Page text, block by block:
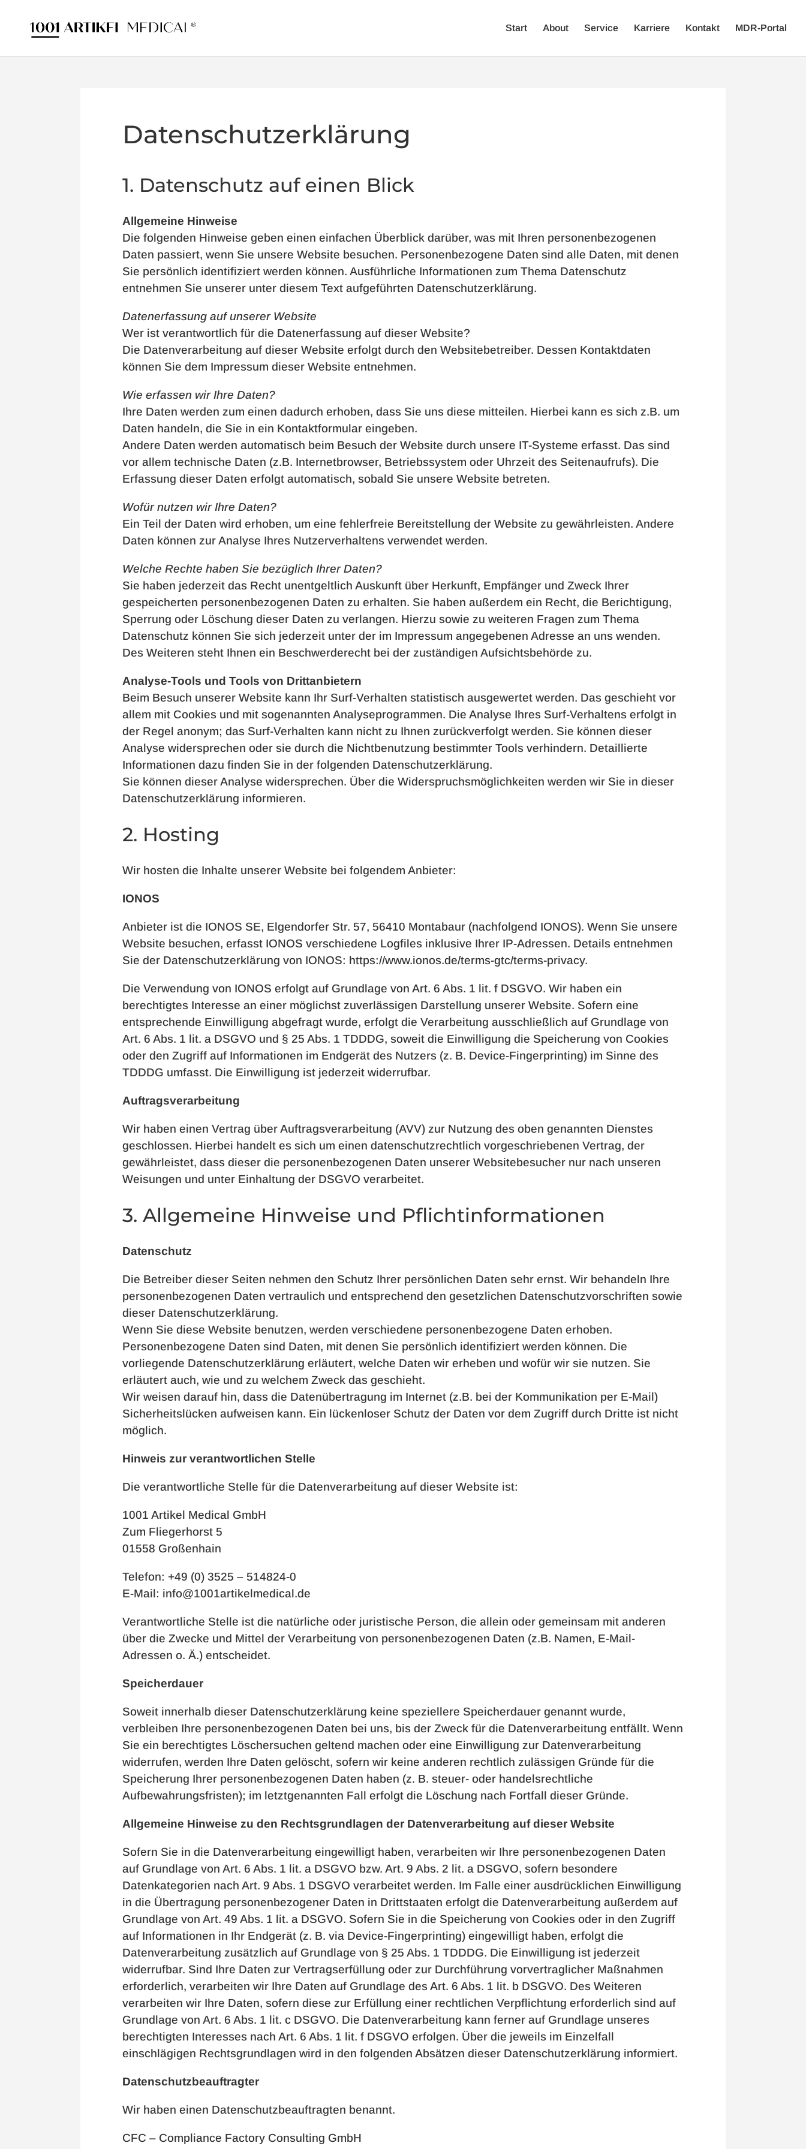
Start About Service Karriere Kontakt MDR-Portal
Datenschutzerklärung
1. Datenschutz auf einen Blick
Allgemeine Hinweise
Die folgenden Hinweise geben einen einfachen Überblick darüber, was mit Ihren personenbezogenen
Daten passiert, wenn Sie unsere Website besuchen. Personenbezogene Daten sind alle Daten, mit denen
Sie persönlich identifiziert werden können. Ausführliche Informationen zum Thema Datenschutz
entnehmen Sie unserer unter diesem Text aufgeführten Datenschutzerklärung.
Datenerfassung auf unserer Website
Wer ist verantwortlich für die Datenerfassung auf dieser Website?
Die Datenverarbeitung auf dieser Website erfolgt durch den Websitebetreiber. Dessen Kontaktdaten
können Sie dem Impressum dieser Website entnehmen.
Wie erfassen wir Ihre Daten?
Ihre Daten werden zum einen dadurch erhoben, dass Sie uns diese mitteilen. Hierbei kann es sich z.B. um
Daten handeln, die Sie in ein Kontaktformular eingeben.
Andere Daten werden automatisch beim Besuch der Website durch unsere IT-Systeme erfasst. Das sind
vor allem technische Daten (z.B. Internetbrowser, Betriebssystem oder Uhrzeit des Seitenaufrufs). Die
Erfassung dieser Daten erfolgt automatisch, sobald Sie unsere Website betreten.
Wofür nutzen wir Ihre Daten?
Ein Teil der Daten wird erhoben, um eine fehlerfreie Bereitstellung der Website zu gewährleisten. Andere
Daten können zur Analyse Ihres Nutzerverhaltens verwendet werden.
Welche Rechte haben Sie bezüglich Ihrer Daten?
Sie haben jederzeit das Recht unentgeltlich Auskunft über Herkunft, Empfänger und Zweck Ihrer
gespeicherten personenbezogenen Daten zu erhalten. Sie haben außerdem ein Recht, die Berichtigung,
Sperrung oder Löschung dieser Daten zu verlangen. Hierzu sowie zu weiteren Fragen zum Thema
Datenschutz können Sie sich jederzeit unter der im Impressum angegebenen Adresse an uns wenden.
Des Weiteren steht Ihnen ein Beschwerderecht bei der zuständigen Aufsichtsbehörde zu.
Analyse-Tools und Tools von Drittanbietern
Beim Besuch unserer Website kann Ihr Surf-Verhalten statistisch ausgewertet werden. Das geschieht vor
allem mit Cookies und mit sogenannten Analyseprogrammen. Die Analyse Ihres Surf-Verhaltens erfolgt in
der Regel anonym; das Surf-Verhalten kann nicht zu Ihnen zurückverfolgt werden. Sie können dieser
Analyse widersprechen oder sie durch die Nichtbenutzung bestimmter Tools verhindern. Detaillierte
Informationen dazu finden Sie in der folgenden Datenschutzerklärung.
Sie können dieser Analyse widersprechen. Über die Widerspruchsmöglichkeiten werden wir Sie in dieser
Datenschutzerklärung informieren.
2. Hosting
Wir hosten die Inhalte unserer Website bei folgendem Anbieter:
IONOS
Anbieter ist die IONOS SE, Elgendorfer Str. 57, 56410 Montabaur (nachfolgend IONOS). Wenn Sie unsere
Website besuchen, erfasst IONOS verschiedene Logfiles inklusive Ihrer IP-Adressen. Details entnehmen
Sie der Datenschutzerklärung von IONOS: https://www.ionos.de/terms-gtc/terms-privacy.
Die Verwendung von IONOS erfolgt auf Grundlage von Art. 6 Abs. 1 lit. f DSGVO. Wir haben ein
berechtigtes Interesse an einer möglichst zuverlässigen Darstellung unserer Website. Sofern eine
entsprechende Einwilligung abgefragt wurde, erfolgt die Verarbeitung ausschließlich auf Grundlage von
Art. 6 Abs. 1 lit. a DSGVO und § 25 Abs. 1 TDDDG, soweit die Einwilligung die Speicherung von Cookies
oder den Zugriff auf Informationen im Endgerät des Nutzers (z. B. Device-Fingerprinting) im Sinne des
TDDDG umfasst. Die Einwilligung ist jederzeit widerrufbar.
Auftragsverarbeitung
Wir haben einen Vertrag über Auftragsverarbeitung (AVV) zur Nutzung des oben genannten Dienstes
geschlossen. Hierbei handelt es sich um einen datenschutzrechtlich vorgeschriebenen Vertrag, der
gewährleistet, dass dieser die personenbezogenen Daten unserer Websitebesucher nur nach unseren
Weisungen und unter Einhaltung der DSGVO verarbeitet.
3. Allgemeine Hinweise und Pflichtinformationen
Datenschutz
Die Betreiber dieser Seiten nehmen den Schutz Ihrer persönlichen Daten sehr ernst. Wir behandeln Ihre
personenbezogenen Daten vertraulich und entsprechend den gesetzlichen Datenschutzvorschriften sowie
dieser Datenschutzerklärung.
Wenn Sie diese Website benutzen, werden verschiedene personenbezogene Daten erhoben.
Personenbezogene Daten sind Daten, mit denen Sie persönlich identifiziert werden können. Die
vorliegende Datenschutzerklärung erläutert, welche Daten wir erheben und wofür wir sie nutzen. Sie
erläutert auch, wie und zu welchem Zweck das geschieht.
Wir weisen darauf hin, dass die Datenübertragung im Internet (z.B. bei der Kommunikation per E-Mail)
Sicherheitslücken aufweisen kann. Ein lückenloser Schutz der Daten vor dem Zugriff durch Dritte ist nicht
möglich.
Hinweis zur verantwortlichen Stelle
Die verantwortliche Stelle für die Datenverarbeitung auf dieser Website ist:
1001 Artikel Medical GmbH
Zum Fliegerhorst 5
01558 Großenhain
Telefon: +49 (0) 3525 – 514824-0
E-Mail: info@1001artikelmedical.de
Verantwortliche Stelle ist die natürliche oder juristische Person, die allein oder gemeinsam mit anderen
über die Zwecke und Mittel der Verarbeitung von personenbezogenen Daten (z.B. Namen, E-Mail-
Adressen o. Ä.) entscheidet.
Speicherdauer
Soweit innerhalb dieser Datenschutzerklärung keine speziellere Speicherdauer genannt wurde,
verbleiben Ihre personenbezogenen Daten bei uns, bis der Zweck für die Datenverarbeitung entfällt. Wenn
Sie ein berechtigtes Löschersuchen geltend machen oder eine Einwilligung zur Datenverarbeitung
widerrufen, werden Ihre Daten gelöscht, sofern wir keine anderen rechtlich zulässigen Gründe für die
Speicherung Ihrer personenbezogenen Daten haben (z. B. steuer- oder handelsrechtliche
Aufbewahrungsfristen); im letztgenannten Fall erfolgt die Löschung nach Fortfall dieser Gründe.
Allgemeine Hinweise zu den Rechtsgrundlagen der Datenverarbeitung auf dieser Website
Sofern Sie in die Datenverarbeitung eingewilligt haben, verarbeiten wir Ihre personenbezogenen Daten
auf Grundlage von Art. 6 Abs. 1 lit. a DSGVO bzw. Art. 9 Abs. 2 lit. a DSGVO, sofern besondere
Datenkategorien nach Art. 9 Abs. 1 DSGVO verarbeitet werden. Im Falle einer ausdrücklichen Einwilligung
in die Übertragung personenbezogener Daten in Drittstaaten erfolgt die Datenverarbeitung außerdem auf
Grundlage von Art. 49 Abs. 1 lit. a DSGVO. Sofern Sie in die Speicherung von Cookies oder in den Zugriff
auf Informationen in Ihr Endgerät (z. B. via Device-Fingerprinting) eingewilligt haben, erfolgt die
Datenverarbeitung zusätzlich auf Grundlage von § 25 Abs. 1 TDDDG. Die Einwilligung ist jederzeit
widerrufbar. Sind Ihre Daten zur Vertragserfüllung oder zur Durchführung vorvertraglicher Maßnahmen
erforderlich, verarbeiten wir Ihre Daten auf Grundlage des Art. 6 Abs. 1 lit. b DSGVO. Des Weiteren
verarbeiten wir Ihre Daten, sofern diese zur Erfüllung einer rechtlichen Verpflichtung erforderlich sind auf
Grundlage von Art. 6 Abs. 1 lit. c DSGVO. Die Datenverarbeitung kann ferner auf Grundlage unseres
berechtigten Interesses nach Art. 6 Abs. 1 lit. f DSGVO erfolgen. Über die jeweils im Einzelfall
einschlägigen Rechtsgrundlagen wird in den folgenden Absätzen dieser Datenschutzerklärung informiert.
Datenschutzbeauftragter
Wir haben einen Datenschutzbeauftragten benannt.
CFC – Compliance Factory Consulting GmbH